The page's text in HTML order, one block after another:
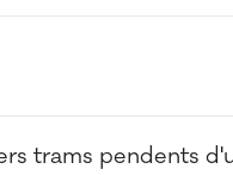
trams pendents